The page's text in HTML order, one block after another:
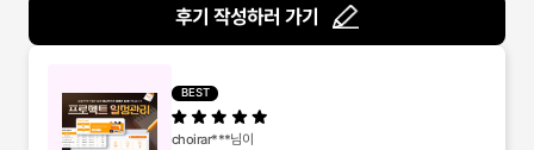
후기 작성하러 가기
BEST
choirar***님이